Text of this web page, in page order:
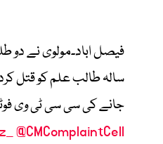
سالہ طالب علم کو قتل
جانے کی سی سی ٹی وی
@CMComplaintCell